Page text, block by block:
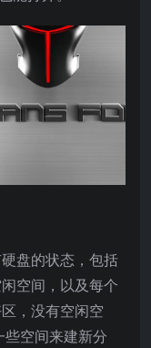
盘的状态，包括
空间，以及每个
，没有空闲空
些空间来建新分